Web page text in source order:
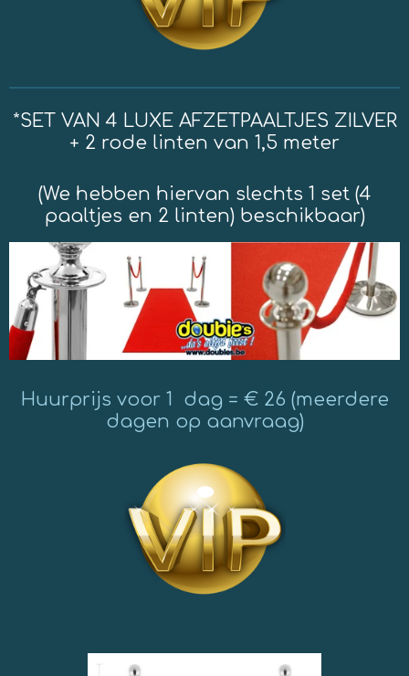
*SET VAN 4 LUXE AFZETPAALTJES ZILVER
+ 2 rode linten van 1,5 meter
(We hebben hiervan slechts 1 set (4
paaltjes en 2 linten) beschikbaar)
Huurprijs voor 1 dag = € 26 (meerdere
dagen op aanvraag)